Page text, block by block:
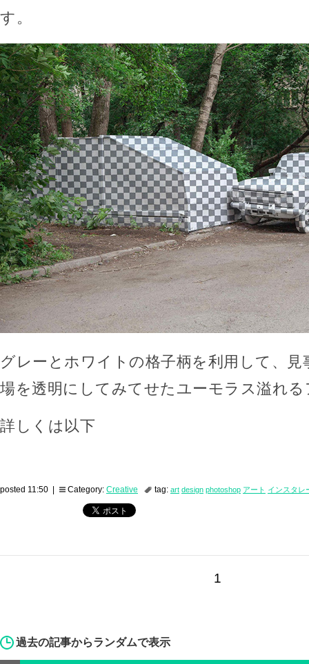
す。
グレーとホワイトの格子柄を利用して、見
場を透明にしてみてせたユーモラス溢れ
詳しくは以下
posted 11:50 | Category: Creative tag: art design photoshop アート インスタレ
1
過去の記事からランダムで表示